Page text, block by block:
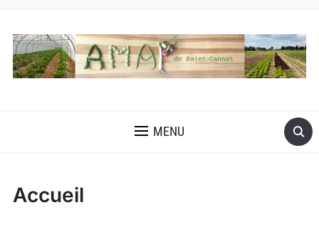
MENU
Accueil